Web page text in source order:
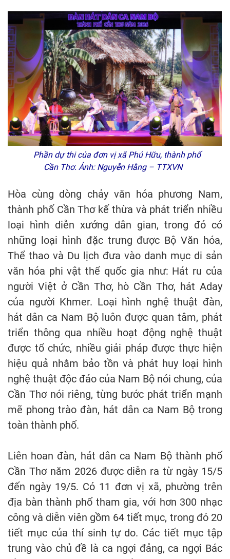
Phần dự thi của đơn vị xã Phú Hữu, thành phố
Cần Thơ. Ảnh: Nguyễn Hằng – TTXVN
Hòa cùng dòng chảy văn hóa phương Nam,
thành phố Cần Thơ kế thừa và phát triển nhiều
loại hình diễn xướng dân gian, trong đó có
những loại hình đặc trưng được Bộ Văn hóa,
Thể thao và Du lịch đưa vào danh mục di sản
văn hóa phi vật thể quốc gia như: Hát ru của
người Việt ở Cần Thơ, hò Cần Thơ, hát Aday
của người Khmer. Loại hình nghệ thuật đàn,
hát dân ca Nam Bộ luôn được quan tâm, phát
triển thông qua nhiều hoạt động nghệ thuật
được tổ chức, nhiều giải pháp được thực hiện
hiệu quả nhằm bảo tồn và phát huy loại hình
nghệ thuật độc đáo của Nam Bộ nói chung, của
Cần Thơ nói riêng, từng bước phát triển mạnh
mẽ phong trào đàn, hát dân ca Nam Bộ trong
toàn thành phố.
Liên hoan đàn, hát dân ca Nam Bộ thành phố
Cần Thơ năm 2026 được diễn ra từ ngày 15/5
đến ngày 19/5. Có 11 đơn vị xã, phường trên
địa bàn thành phố tham gia, với hơn 300 nhạc
công và diễn viên gồm 64 tiết mục, trong đó 20
tiết mục của thí sinh tự do. Các tiết mục tập
trung vào chủ đề là ca ngợi đảng, ca ngợi Bác